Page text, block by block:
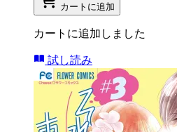
カートに追加
カートに追加しました
試し読み